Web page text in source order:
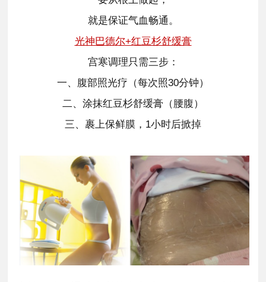
就是保证气血畅通。
光神巴德尔+红豆杉舒缓膏
宫寒调理只需三步：
一、腹部照光疗（每次照30分钟）
二、涂抹红豆杉舒缓膏（腰腹）
三、裹上保鲜膜，1小时后掀掉